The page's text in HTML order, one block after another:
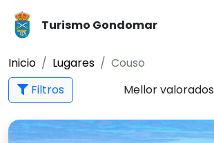
Turismo Gondomar
Inicio Lugares
Couso
Filtros
Mellor valorados